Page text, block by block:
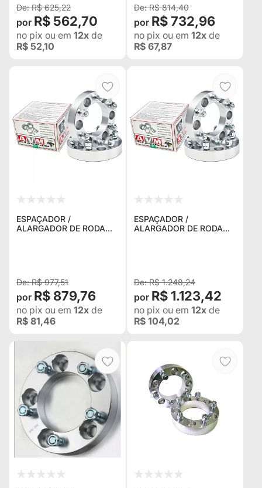
R$ 625,22
R$ 562,70
no pix ou em 12x de
R$ 52,10
R$ 814,40
R$ 732,96
no pix ou em 12x de
R$ 67,87
ESPAÇADOR /
ALARGADOR DE RODA
R$ 977,51
R$ 879,76
no pix ou em 12x de
R$ 81,46
ESPAÇADOR /
ALARGADOR DE RODA
R$ 1.248,24
R$ 1.123,42
no pix ou em 12x de
R$ 104,02